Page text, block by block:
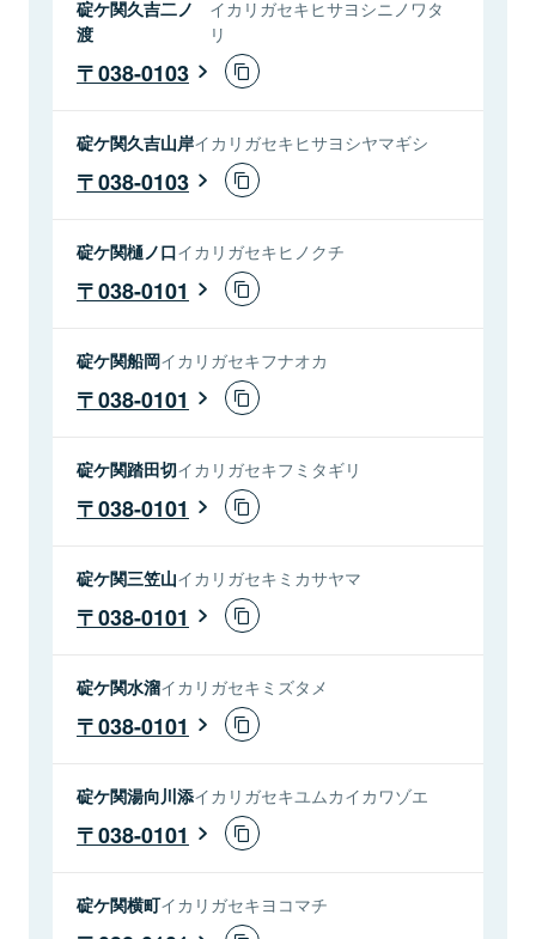
碇ケ関久吉二ノ
渡
イカリガセキヒサヨシニノワタ
リ
038-0103
碇ケ関久吉山岸イカリガセキヒサヨシヤマギシ
038-0103
碇ケ関樋ノ口イカリガセキヒノクチ
038-0101
碇ケ関船岡イカリガセキフナオカ
038-0101
碇ケ関踏田切イカリガセキフミタギリ
038-0101
碇ケ関三笠山イカリガセキミカサヤマ
038-0101
碇ケ関水溜イカリガセキミズタメ
038-0101
碇ケ関湯向川添イカリガセキユムカイカワゾエ
038-0101
碇ケ関横町イカリガセキヨコマチ